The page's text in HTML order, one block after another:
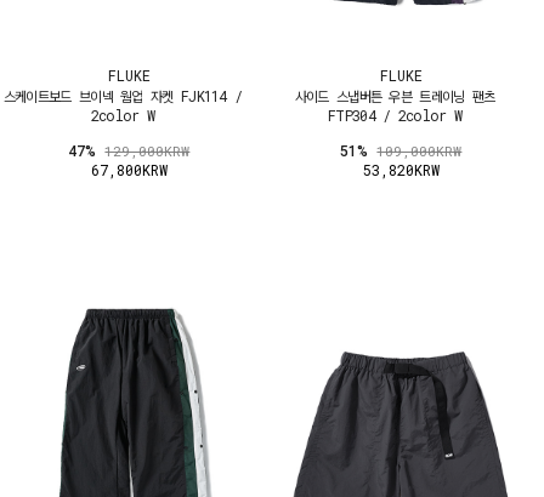
FLUKE
스케이트보드 브이넥 웜업 자켓 FJK114 /
2color W
47%129,000KRW
67,800KRW
FLUKE
사이드 스냅버튼 우븐 트레이닝 팬츠
FTP304 / 2color W
51%109,000KRW
53,820KRW